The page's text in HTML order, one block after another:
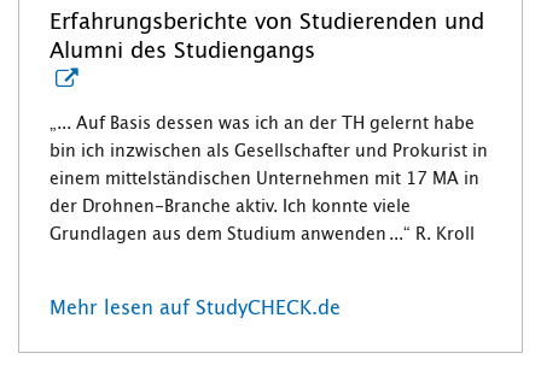
Erfahrungsberichte von Studierenden und
Alumni des Studiengangs
„... Auf Basis dessen was ich an der TH gelernt habe
bin ich inzwischen als Gesellschafter und Prokurist in
einem mittelständischen Unternehmen mit 17 MA in
der Drohnen-Branche aktiv. Ich konnte viele
Grundlagen aus dem Studium anwenden ...“ R. Kroll
Mehr lesen auf StudyCHECK.de